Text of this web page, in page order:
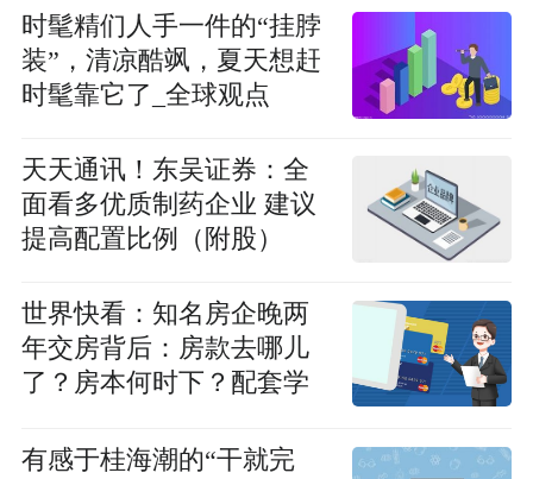
时髦精们人手一件的“挂脖
装”，清凉酷飒，夏天想赶
时髦靠它了_全球观点
天天通讯！东吴证券：全
面看多优质制药企业 建议
提高配置比例（附股）
世界快看：知名房企晚两
年交房背后：房款去哪儿
了？房本何时下？配套学
有感于桂海潮的“干就完